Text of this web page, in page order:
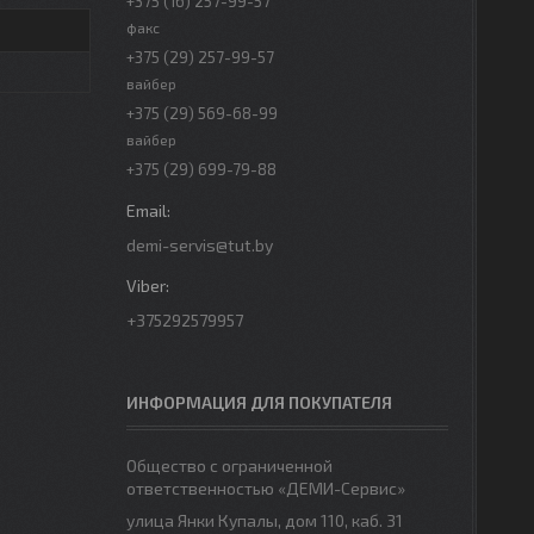
факс
+375 (29) 257-99-57
вайбер
+375 (29) 569-68-99
вайбер
+375 (29) 699-79-88
demi-servis@tut.by
+375292579957
ИНФОРМАЦИЯ ДЛЯ ПОКУПАТЕЛЯ
Общество с ограниченной
ответственностью «ДЕМИ-Сервис»
улица Янки Купалы, дом 110, каб. 31